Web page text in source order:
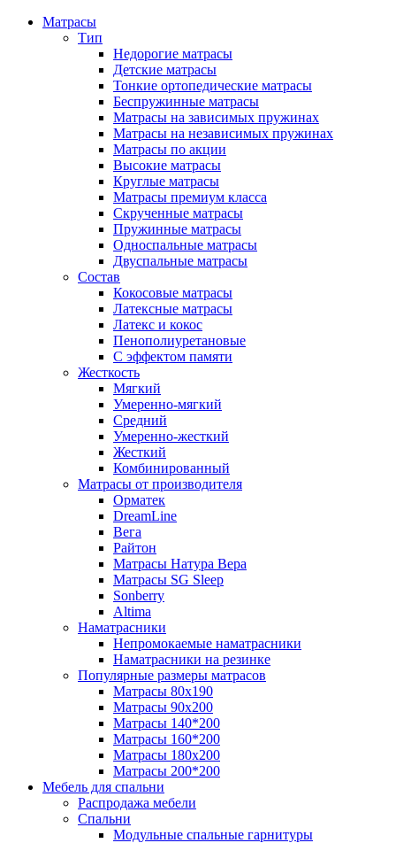
Матрасы
Тип
Недорогие матрасы
Детские матрасы
Тонкие ортопедические матрасы
Беспружинные матрасы
Матрасы на зависимых пружинах
Матрасы на независимых пружинах
Матрасы по акции
Высокие матрасы
Круглые матрасы
Матрасы премиум класса
Скрученные матрасы
Пружинные матрасы
Односпальные матрасы
Двуспальные матрасы
Состав
Кокосовые матрасы
Латексные матрасы
Латекс и кокос
Пенополиуретановые
С эффектом памяти
Жесткость
Мягкий
Умеренно-мягкий
Средний
Умеренно-жесткий
Жесткий
Комбинированный
Матрасы от производителя
Орматек
DreamLine
Вега
Райтон
Матрасы Натура Вера
Матрасы SG Sleep
Sonberry
Altima
Наматрасники
Непромокаемые наматрасники
Наматрасники на резинке
Популярные размеры матрасов
Матрасы 80x190
Матрасы 90x200
Матрасы 140*200
Матрасы 160*200
Матрасы 180x200
Матрасы 200*200
Мебель для спальни
Распродажа мебели
Спальни
Модульные спальные гарнитуры